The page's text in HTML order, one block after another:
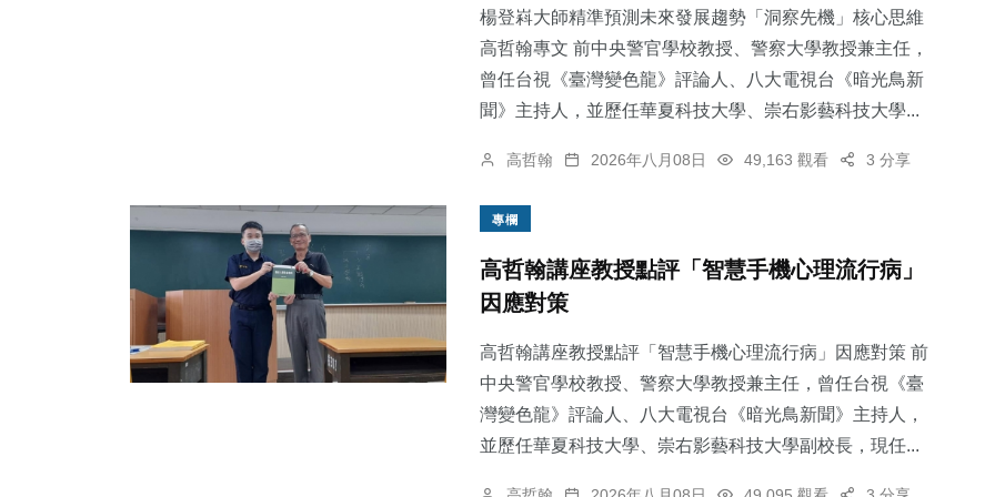
楊登嵙大師精準預測未來發展趨勢「洞察先機」核心思維
高哲翰專文 前中央警官學校教授、警察大學教授兼主任，
曾任台視《臺灣變色龍》評論人、八大電視台《暗光鳥新
聞》主持人，並歷任華夏科技大學、崇右影藝科技大學...
高哲翰 2026年八月08日 49,163 觀看 3 分享
專欄
高哲翰講座教授點評「智慧手機心理流行病」
因應對策
高哲翰講座教授點評「智慧手機心理流行病」因應對策 前
中央警官學校教授、警察大學教授兼主任，曾任台視《臺
灣變色龍》評論人、八大電視台《暗光鳥新聞》主持人，
並歷任華夏科技大學、崇右影藝科技大學副校長，現任...